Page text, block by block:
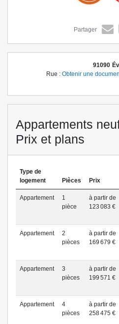
Partager
91090
Rue : Obtenir une
Appartements
Prix et plans
Type de
logement
Pièces Prix
Appartement
1
pièce
à partir de
123 083 €
Appartement
2
pièces
à partir de
169 679 €
Appartement
3
pièces
à partir de
199 571 €
Appartement
4
pièces
à partir de
258 475 €